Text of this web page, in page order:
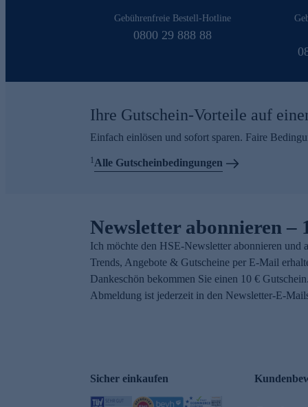
Gebührenfreie Bestell-Hotline
0800 29 888 88
Ihre Gutschein-Vorteile auf
Einfach einlösen und sofort sparen. Faire
1Alle Gutscheinbedingungen
Newsletter abonnieren –
Ich möchte den HSE-Newsletter abonnieren und
Trends, Angebote & Gutscheine per E-Mail
Dankeschön bekommen Sie einen 10 €
Abmeldung ist jederzeit in den Newsletter-E-
Sicher einkaufen